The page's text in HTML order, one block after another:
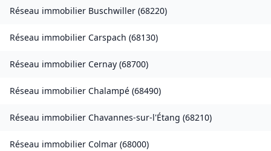
Réseau immobilier Buschwiller (68220)
Réseau immobilier Carspach (68130)
Réseau immobilier Cernay (68700)
Réseau immobilier Chalampé (68490)
Réseau immobilier Chavannes-sur-l'Étang (68210)
Réseau immobilier Colmar (68000)